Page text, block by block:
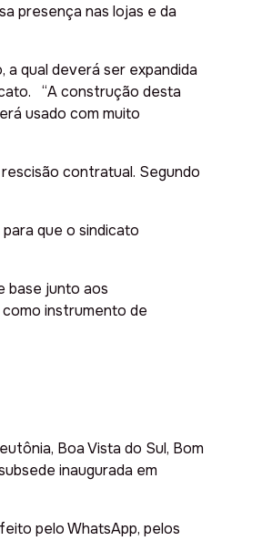
presença nas lojas e da
qual deverá ser expandida
“A construção desta
usado com muito
contratual. Segundo
que o sindicato
base junto aos
instrumento de
Boa Vista do Sul, Bom
inaugurada em
pelo WhatsApp, pelos